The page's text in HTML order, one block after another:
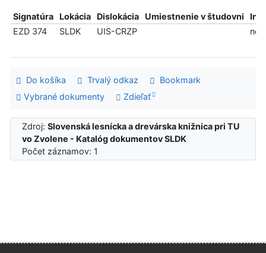
Signatúra Lokácia Dislokácia Umiestnenie v študovni
Info
EZD 374
SLDK UIS-CRZP
Do košíka Trvalý odkaz
Bookmark
Vybrané dokumenty
Zdieľať
Zdroj:Slovenská lesnícka a drevárska knižnica pri TU
vo Zvolene - Katalóg dokumentov SLDK
Počet záznamov: 1